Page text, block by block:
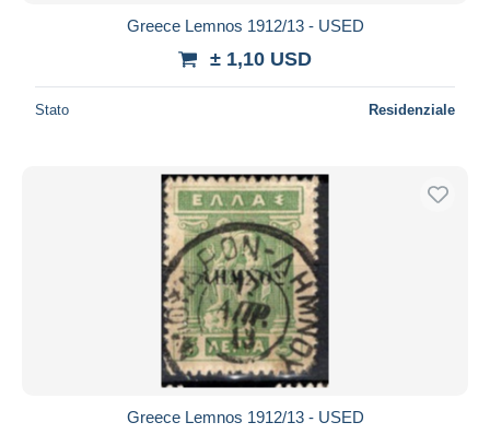
Greece Lemnos 1912/13 - USED
± 1,10 USD
Stato Residenziale
Greece Lemnos 1912/13 - USED